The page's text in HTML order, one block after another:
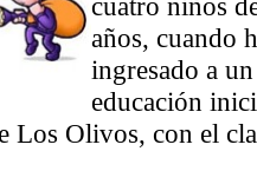
años, cuando
ingresado a
educación
Los Olivos, con el